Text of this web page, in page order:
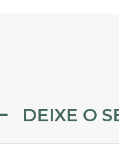
DEIXE O